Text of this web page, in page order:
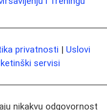
privatnosti | Uslovi
servisi
nikakvu odgovornost